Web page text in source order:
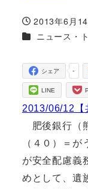
投稿日
2013年6月
カテゴリー
ニュース・
-
シェア
LINE
2013/06/12【
肥後銀行（
（４０）＝
が安全配慮義
めとして、遺